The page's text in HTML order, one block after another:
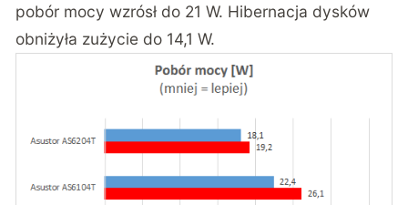
pobór mocy wzrósł do 21 W. Hibernacja dysków
obniżyła zużycie do 14,1 W.